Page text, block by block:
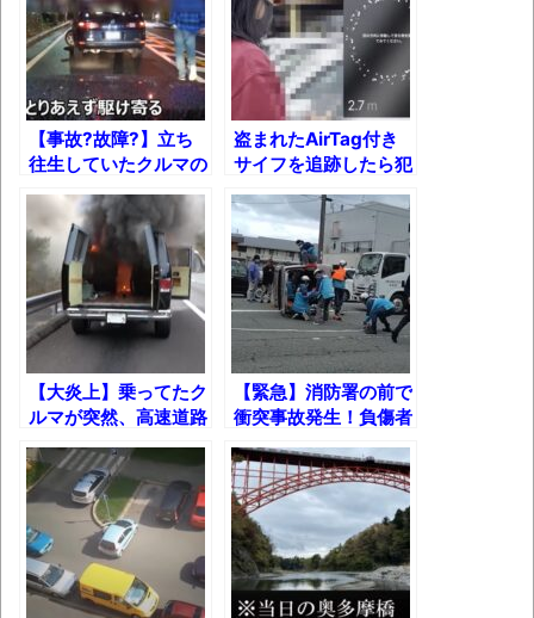
ブチギレ
長野県のなめこのデカさが規格外だったｗ
ｗ
新装版「ご冗談でしょう、ファインマンさ
ん（上）（下）」発売
【画像】整形で2400万円超えの美女、水着
グラビアに挑戦
歴ログは10周年ですがnoteに引っ越します
進撃の巨人シーズン7 ファイナルシーズンの
感想
TBS「マツコの知らない世界」スタグル特
集でほとんど紹介されなかったJリーグ…なら
ば自分たちで紹介だ！
時代の流れ
【衝撃】道志村の骨や服、沢の上流から流
【事故?故障?】立ち
往生していたクルマの
様子が少し変だったの
で110通報したら…
盗まれたAirTag付き
サイフを追跡したら犯
人はまさかの・・・!?
【大炎上】乗ってたク
ルマが突然、高速道路
で火を噴いた結果！
【緊急】消防署の前で
衝突事故発生！負傷者
救出までの一部始終！